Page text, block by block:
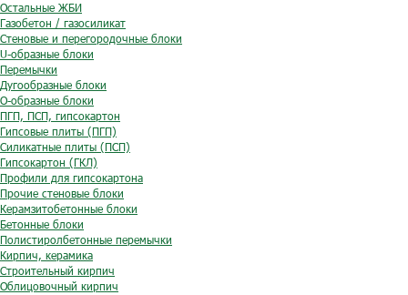
Остальные ЖБИ
Газобетон / газосиликат
Стеновые и перегородочные блоки
U-образные блоки
Перемычки
Дугообразные блоки
O-образные блоки
ПГП, ПСП, гипсокартон
Гипсовые плиты (ПГП)
Силикатные плиты (ПСП)
Гипсокартон (ГКЛ)
Профили для гипсокартона
Прочие стеновые блоки
Керамзитобетонные блоки
Бетонные блоки
Полистиролбетонные перемычки
Кирпич, керамика
Строительный кирпич
Облицовочный кирпич